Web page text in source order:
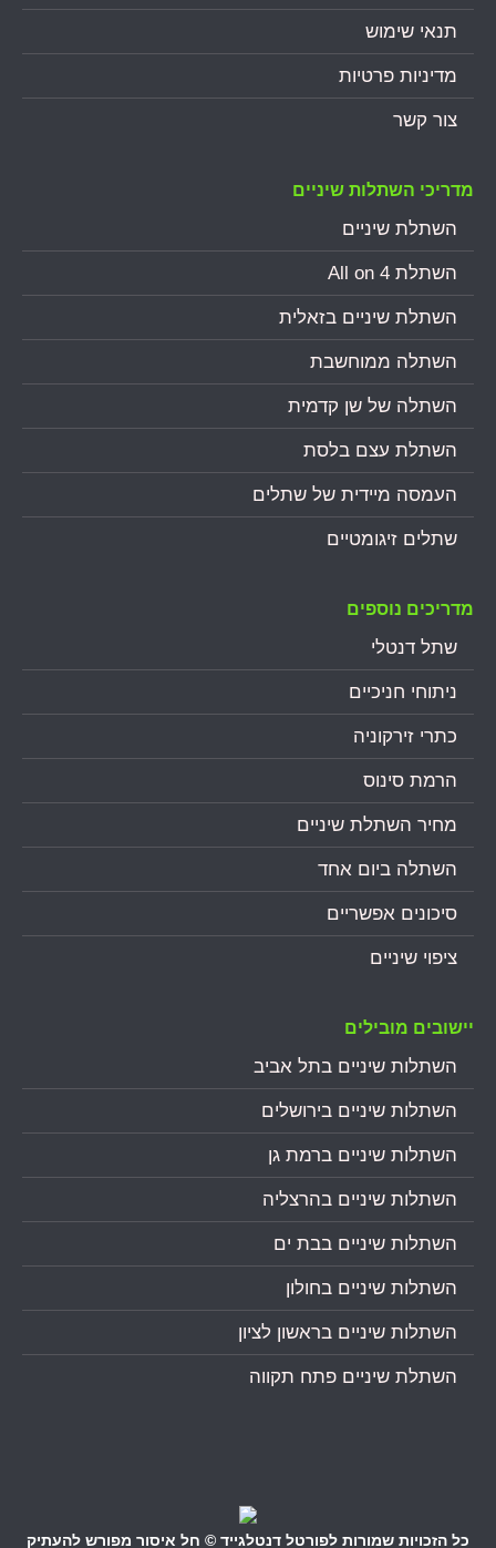
תנאי שימוש
מדיניות פרטיות
צור קשר
מדריכי השתלות שיניים
השתלת שיניים
השתלת All on 4
השתלת שיניים בזאלית
השתלה ממוחשבת
השתלה של שן קדמית
השתלת עצם בלסת
העמסה מיידית של שתלים
שתלים זיגומטיים
מדריכים נוספים
שתל דנטלי
ניתוחי חניכיים
כתרי זירקוניה
הרמת סינוס
מחיר השתלת שיניים
השתלה ביום אחד
סיכונים אפשריים
ציפוי שיניים
יישובים מובילים
השתלות שיניים בתל אביב
השתלות שיניים בירושלים
השתלות שיניים ברמת גן
השתלות שיניים בהרצליה
השתלות שיניים בבת ים
השתלות שיניים בחולון
השתלות שיניים בראשון לציון
השתלת שיניים פתח תקווה
כל הזכויות שמורות לפורטל דנטלגייד © חל איסור מפורש להעתיק